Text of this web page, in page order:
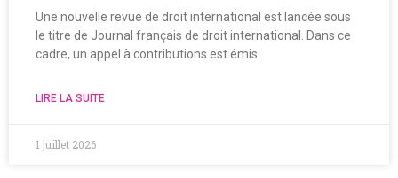
Une nouvelle revue de droit international est lancée sous
le titre de Journal français de droit international. Dans ce
cadre, un appel à contributions est émis
LIRE LA SUITE
1 juillet 2026